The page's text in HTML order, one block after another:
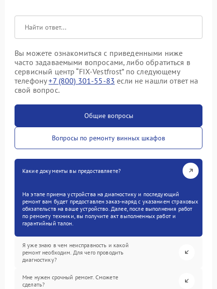
Вы можете ознакомиться с приведенными ниже
часто задаваемыми вопросами, либо обратиться в
сервисный центр “FIX-Vestfrost” по следующему
телефону+7 (800) 301-55-83 если не нашли ответ на
свой вопрос.
Общие вопросы
Вопросы по ремонту винных шкафов
Какие документы вы предоставляете?
На этапе приема устройства на диагностику и последующий
ремонт вам будет предоставлен заказ-наряд с указанием страховых
обязательств на ваше устройство. Далее, после выполнения работ
по ремонту техники, вы получите акт выполненных работ и
гарантийный талон.
Я уже знаю в чем неисправность и какой
ремонт необходим. Для чего проводить
диагностику?
Мне нужен срочный ремонт. Сможете
сделать?